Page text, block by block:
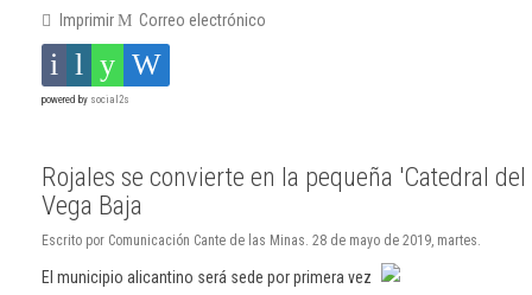
Imprimir Correo electrónico
powered by social2s
Rojales se convierte en la pequeña 'Catedral
Vega Baja
Escrito por Comunicación Cante de las Minas. 28 de mayo de 2019, martes.
El municipio alicantino será sede por primera vez